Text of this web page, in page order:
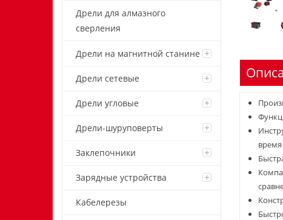
Дрели для алмазного
сверления
Дрели на магнитной станине
Дрели сетевые
Дрели угловые
Дрели-шуруповерты
Заклепочники
Зарядные устройства
Кабелерезы